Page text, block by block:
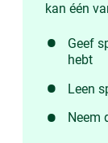
kan één
Geef
hebt
Leen
Neem